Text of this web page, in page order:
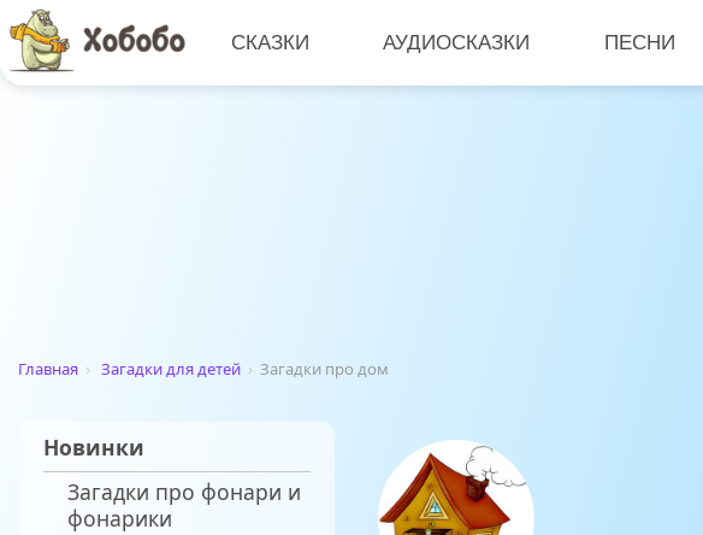
СКАЗКИ АУДИОСКАЗКИ ПЕСНИ
Главная › Загадки для детей › Загадки про дом
Новинки
Загадки про фонари и
фонарики